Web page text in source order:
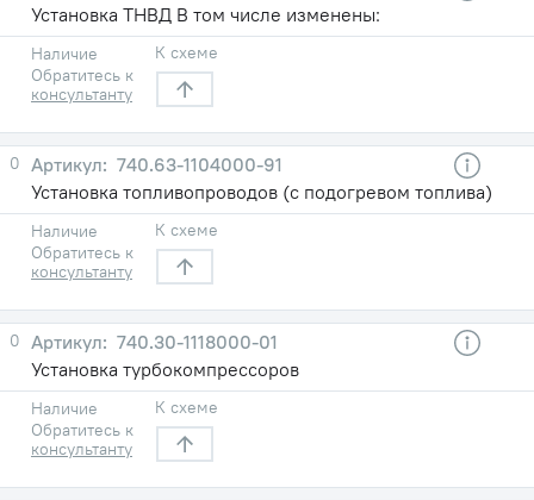
Установка ТНВД В том числе изменены:
Наличие
Обратитесь к
консультанту
К схеме
0
740.63-1104000-91
Установка топливопроводов (с подогревом топлива)
Наличие
Обратитесь к
консультанту
К схеме
0
740.30-1118000-01
Установка турбокомпрессоров
Наличие
Обратитесь к
консультанту
К схеме